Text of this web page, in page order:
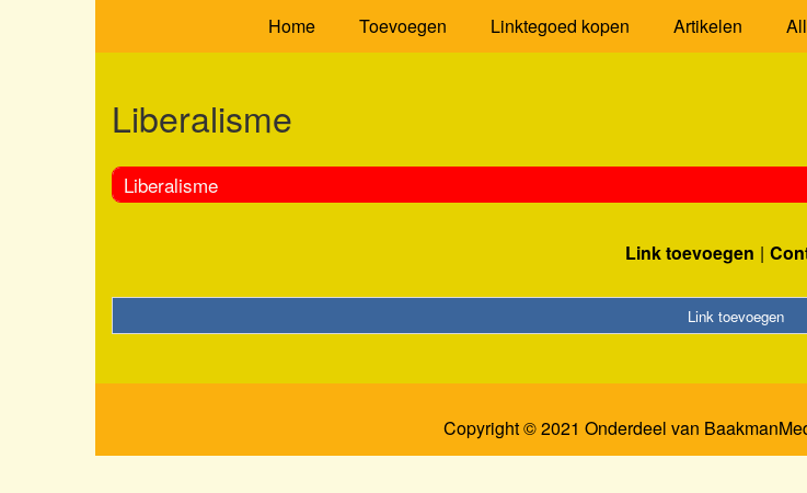
Home Toevoegen Linktegoed kopen Artikelen
Liberalisme
Liberalisme
Link toevoegen
Link toevoegen
Copyright © 2021 Onderdeel van